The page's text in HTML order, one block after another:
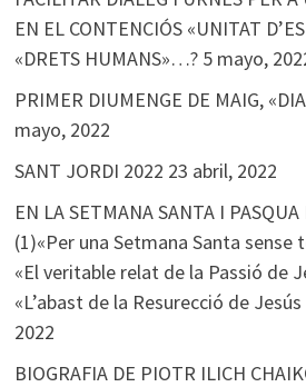
EN EL CONTENCIÓS «UNITAT
«DRETS HUMANS»…? 5 mayo,
PRIMER DIUMENGE DE MAIG,
mayo, 2022
SANT JORDI 2022 23 abril, 2022
EN LA SETMANA SANTA I PASQUA
(1)«Per una Setmana Santa sense
«El veritable relat de la Passió de
«L’abast de la Resurecció de
2022
BIOGRAFIA DE PIOTR ILICH